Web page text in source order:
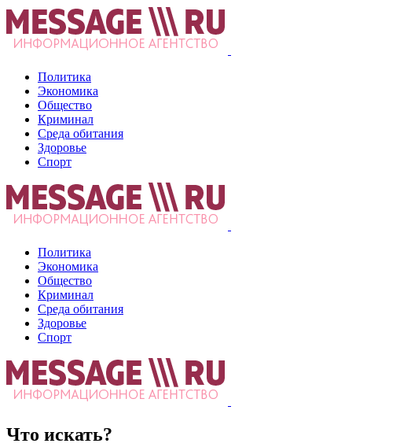
Политика
Экономика
Общество
Криминал
Среда обитания
Здоровье
Спорт
Политика
Экономика
Общество
Криминал
Среда обитания
Здоровье
Спорт
Что искать?